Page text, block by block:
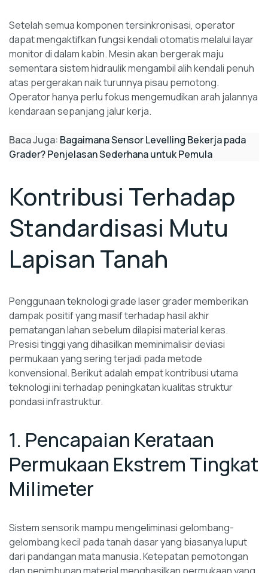
Setelah semua komponen tersinkronisasi, operator
dapat mengaktifkan fungsi kendali otomatis melalui layar
monitor di dalam kabin. Mesin akan bergerak maju
sementara sistem hidraulik mengambil alih kendali penuh
atas pergerakan naik turunnya pisau pemotong.
Operator hanya perlu fokus mengemudikan arah jalannya
kendaraan sepanjang jalur kerja.
Baca Juga: Bagaimana Sensor Levelling Bekerja pada
Grader? Penjelasan Sederhana untuk Pemula
Kontribusi Terhadap
Standardisasi Mutu
Lapisan Tanah
Penggunaan teknologi grade laser grader memberikan
dampak positif yang masif terhadap hasil akhir
pematangan lahan sebelum dilapisi material keras.
Presisi tinggi yang dihasilkan meminimalisir deviasi
permukaan yang sering terjadi pada metode
konvensional. Berikut adalah empat kontribusi utama
teknologi ini terhadap peningkatan kualitas struktur
pondasi infrastruktur.
1. Pencapaian Kerataan
Permukaan Ekstrem Tingkat
Milimeter
Sistem sensorik mampu mengeliminasi gelombang-
gelombang kecil pada tanah dasar yang biasanya luput
dari pandangan mata manusia. Ketepatan pemotongan